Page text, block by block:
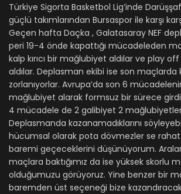
Türkiye Sigorta Basketbol Lig’inde
güçlü takımlarından Bursaspor ile karşı
Geçen hafta Daçka , Galatasaray NEF
peri 19-4 önde kapattığı mücadeleden
kalp kırıcı bir mağlubiyet aldılar ve play off
aldılar. Deplasman ekibi ise son
zorlanıyorlar. Avrupa’da son 6
mağlubiyet alarak formsuz bir sürece
4 mücadele de 2 galibiyet 2
Deplasmanda kazanamadıklarını
hücumsal olarak pota dövmezler se rahat
baremi geçeceklerini düşünüyorum.
maçlara baktığımız da ise yüksek skorlu
olduğumuzu görüyoruz. Yine benzer bir
baremden üst seçeneği bize